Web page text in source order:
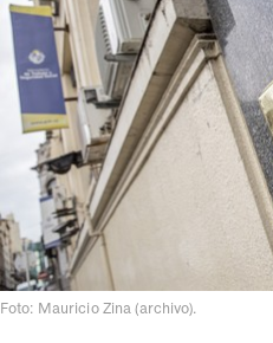
Foto: Mauricio Zina (archivo).